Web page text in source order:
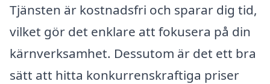
Tjänsten är kostnadsfri och sparar dig tid,
vilket gör det enklare att fokusera på din
kärnverksamhet. Dessutom är det ett bra
sätt att hitta konkurrenskraftiga priser